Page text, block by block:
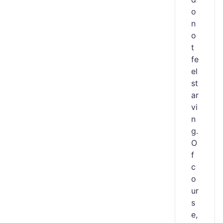
o
n
o
t
fe
el
st
ar
vi
n
g.
O
f
c
o
ur
s
e,